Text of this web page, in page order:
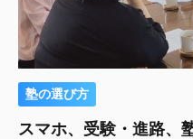
塾の選び方
スマホ、受験・進路、